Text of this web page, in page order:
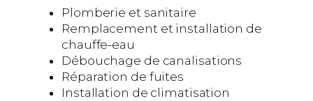
Plomberie et sanitaire
Remplacement et installation de
chauffe-eau
Débouchage de canalisations
Réparation de fuites
Installation de climatisation